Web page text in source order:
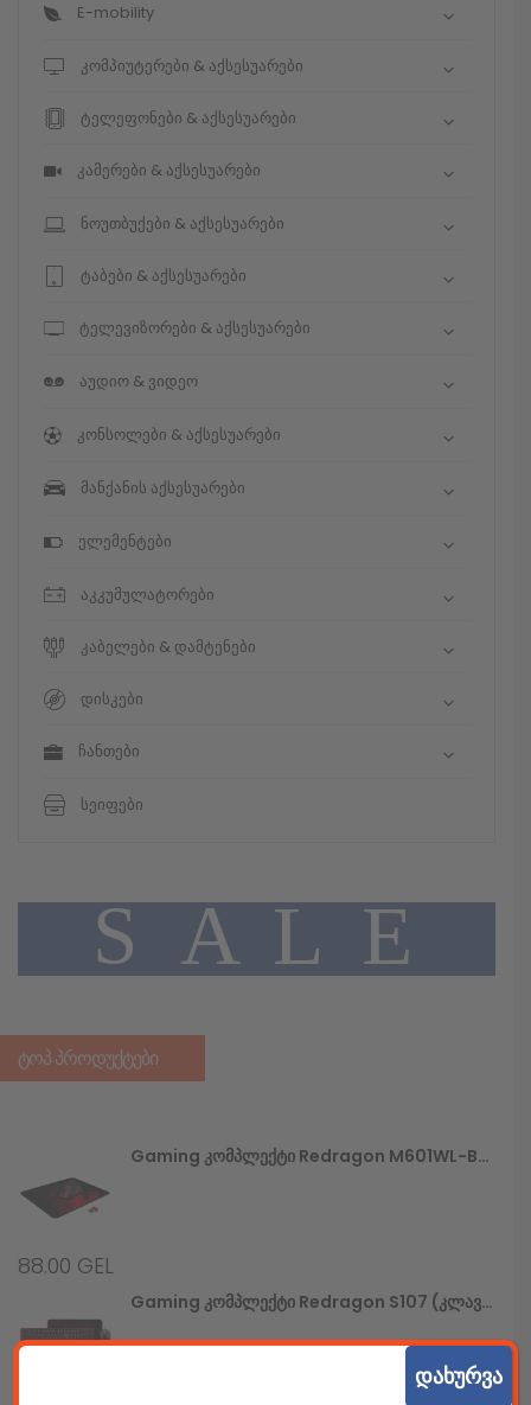
E-mobility
კომპიუტერები & აქსესუარები
ტელეფონები & აქსესუარები
კამერები & აქსესუარები
ნოუთბუქები & აქსესუარები
ტაბები & აქსესუარები
ტელევიზორები & აქსესუარები
აუდიო & ვიდეო
კონსოლები & აქსესუარები
მანქანის აქსესუარები
ელემენტები
აკკუმულატორები
კაბელები & დამტენები
დისკები
ჩანთები
სეიფები
S A L E
ᲢᲝᲞ ᲞᲠᲝᲓᲣᲥᲢᲔᲑᲘ
Gaming Კომპლექტი Redragon M601WL-BA (უსადენო Მაუსი+მაუსპადი)
88.00 GEL
Gaming Კომპლექტი Redragon S107 (კლავიატურა+მაუსი+მაუსპადი)
დახურვა